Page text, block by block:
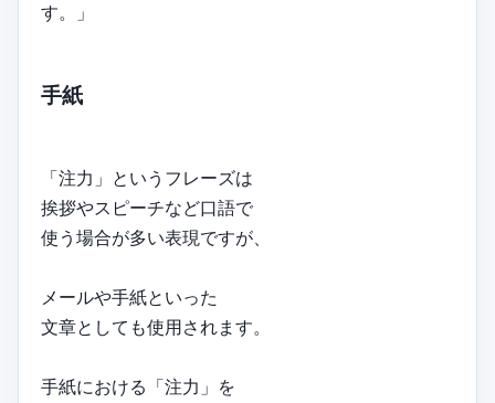
す。」
手紙
「注力」というフレーズは
挨拶やスピーチなど口語で
使う場合が多い表現ですが、
メールや手紙といった
文章としても使用されます。
手紙における「注力」を